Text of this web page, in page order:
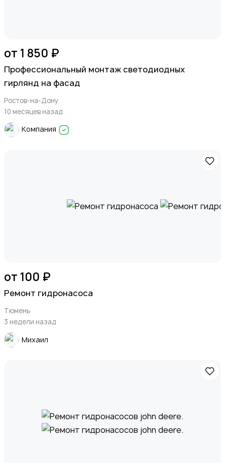
от 1 850 ₽
Профессиональный монтаж светодиодных
гирлянд на фасад
Ростов-на-Дону
10 месяцев назад
Компания
от 100 ₽
Ремонт гидронасоса
Тюмень
3 недели назад
Михаил